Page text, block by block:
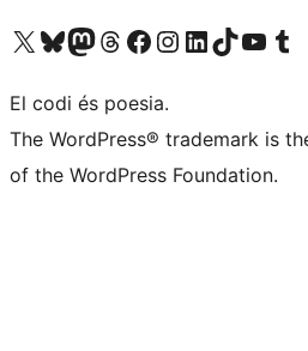
Visiteu el nostre compte X (abans Twitter)
Visiteu el nostre compte de Bluesky
Visiteu el nostre compte al Mastodon
Visiteu el nostre compte de Threads
Visiteu la nostra pàgina al Facebook
Visiteu el nostre compte d'Instagram
Visiteu el nostre compte de LinkedIn
Visiteu el nostre compte de TikTok
Visiteu el nostreVisiteu el
El codi és poesia.
The WordPress® trademark is
of the WordPress Foundation.